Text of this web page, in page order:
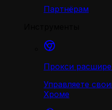
Партнёрам
Прокси
Управляете
Хроме